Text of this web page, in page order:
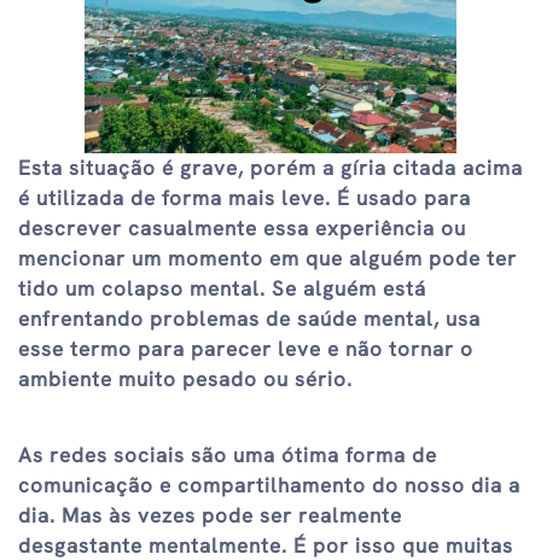
Esta situação é grave, porém a gíria citada acima
é utilizada de forma mais leve. É usado para
descrever casualmente essa experiência ou
mencionar um momento em que alguém pode ter
tido um colapso mental. Se alguém está
enfrentando problemas de saúde mental, usa
esse termo para parecer leve e não tornar o
ambiente muito pesado ou sério.
As redes sociais são uma ótima forma de
comunicação e compartilhamento do nosso dia a
dia. Mas às vezes pode ser realmente
desgastante mentalmente. É por isso que muitas